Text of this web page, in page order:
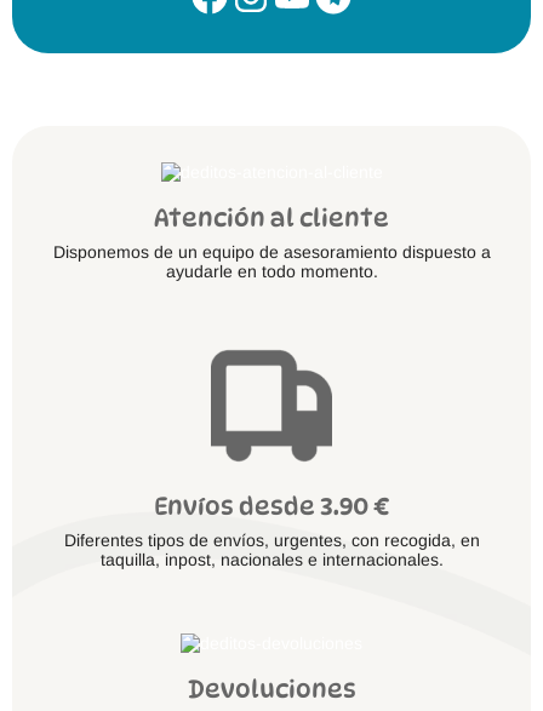
Atención al cliente
Disponemos de un equipo de asesoramiento dispuesto a
ayudarle en todo momento.
Envíos desde 3.90 €
Diferentes tipos de envíos, urgentes, con recogida, en
taquilla, inpost, nacionales e internacionales.
Devoluciones